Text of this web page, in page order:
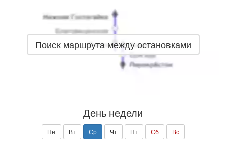
Поиск маршрута между остановками
День недели
Пн Вт Ср Чт Пт Сб Вс